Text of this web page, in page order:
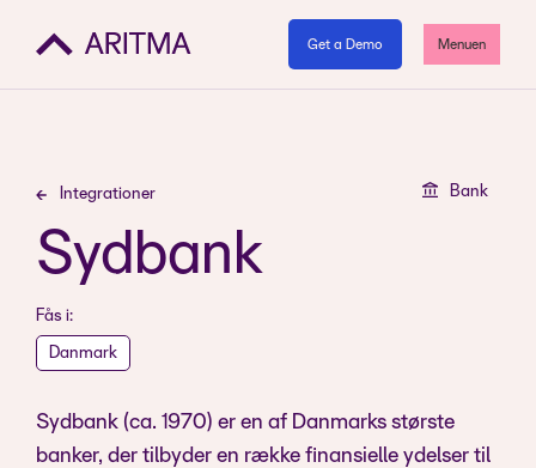
Get a Demo Menuen
Integrationer Bank
Sydbank
Fås i:
Danmark
Sydbank (ca. 1970) er en af Danmarks største
banker, der tilbyder en række finansielle ydelser til